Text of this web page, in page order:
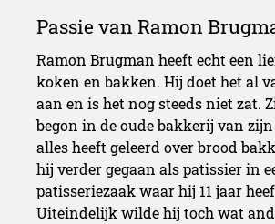
Ramon Brugman heeft echt een
koken en bakken. Hij doet het al
aan en is het nog steeds niet zat.
begon in de oude bakkerij van
alles heeft geleerd over brood
hij verder gegaan als patissier in
patisseriezaak waar hij 11 jaar
Uiteindelijk wilde hij toch wat